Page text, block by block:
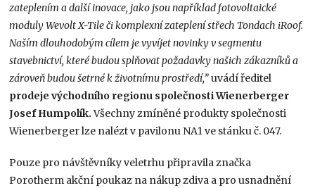
zateplením a další inovace, jako jsou například fotovoltaické
moduly Wevolt X-Tile či komplexní zateplení střech Tondach iRoof.
Naším dlouhodobým cílem je vyvíjet novinky v segmentu
stavebnictví, které budou splňovat požadavky našich zákazníků a
zároveň budou šetrné k životnímu prostředí,”uvádí ředitel
prodeje východního regionu společnosti Wienerberger
Josef Humpolík.Všechny zmíněné produkty společnosti
Wienerberger lze nalézt v pavilonu NA1 ve stánku č. 047.
Pouze pro návštěvníky veletrhu připravila značka
Porotherm akční poukaz na nákup zdiva a pro usnadnění